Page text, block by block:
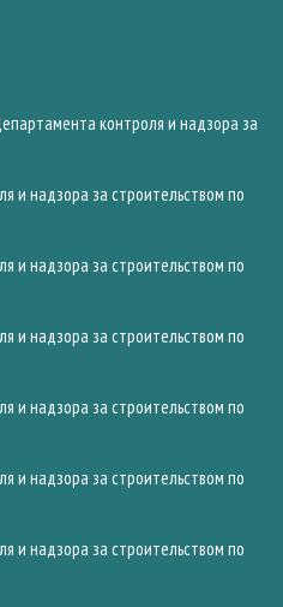
контроля и надзора за
и надзора за строительством по
и надзора за строительством по
и надзора за строительством по
и надзора за строительством по
и надзора за строительством по
и надзора за строительством по